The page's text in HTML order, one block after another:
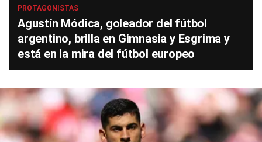
PROTAGONISTAS
Agustín Módica, goleador del fútbol
argentino, brilla en Gimnasia y Esgrima y
está en la mira del fútbol europeo